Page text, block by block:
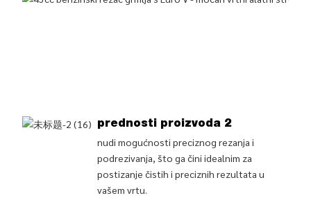
prednosti proizvoda 2
nudi mogućnosti preciznog rezanja i
podrezivanja, što ga čini idealnim za
postizanje čistih i preciznih rezultata u
vašem vrtu.